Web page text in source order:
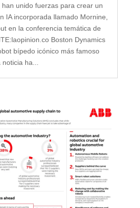
han unido fuerzas para crear un
IA incorporada llamado Mornine,
en la conferencia temática de
Boston Dynamics
bípedo icónico más famoso
ha...